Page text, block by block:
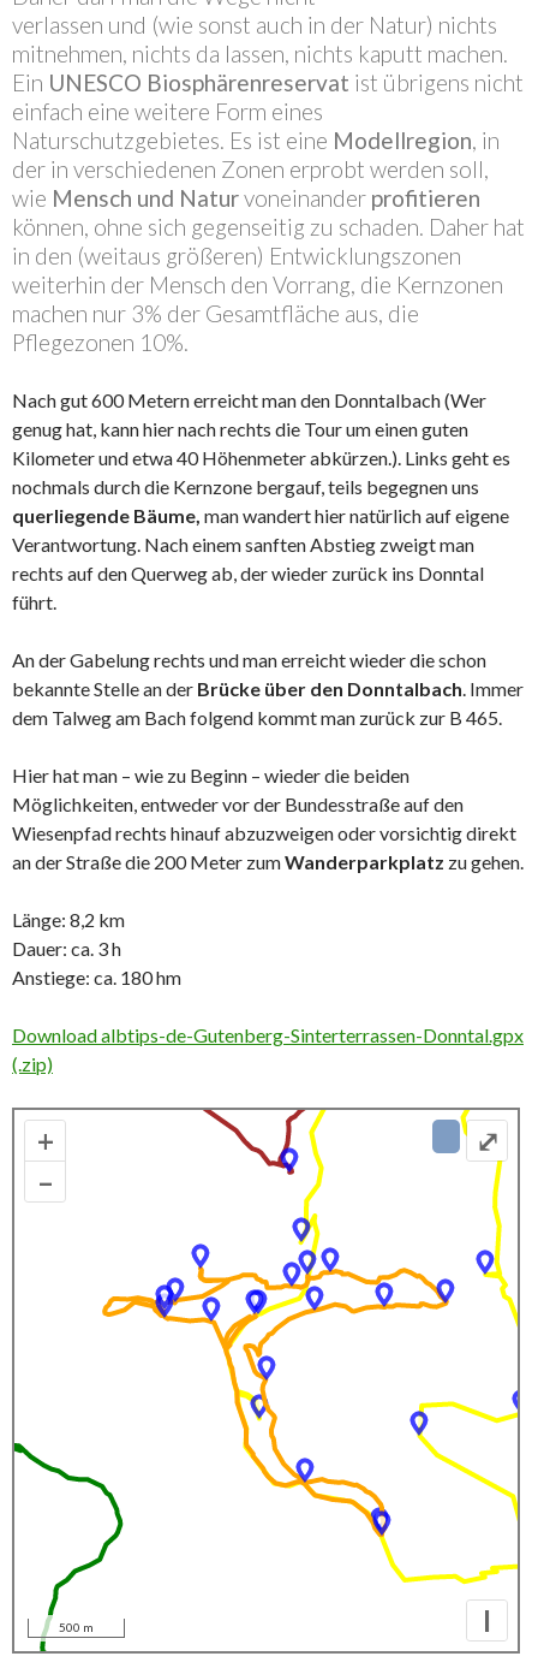
verlassen und (wie sonst auch in der Natur) nichts
mitnehmen, nichts da lassen, nichts kaputt machen.
Ein UNESCO Biosphärenreservat ist übrigens nicht
einfach eine weitere Form eines
Naturschutzgebietes. Es ist eine Modellregion, in
der in verschiedenen Zonen erprobt werden soll,
wie Mensch und Naturvoneinander profitieren
können, ohne sich gegenseitig zu schaden. Daher hat
in den (weitaus größeren) Entwicklungszonen
weiterhin der Mensch den Vorrang, die Kernzonen
machen nur 3% der Gesamtfläche aus, die
Pflegezonen 10%.
Nach gut 600 Metern erreicht man den Donntalbach (Wer
genug hat, kann hier nach rechts die Tour um einen guten
Kilometer und etwa 40 Höhenmeter abkürzen.). Links geht es
nochmals durch die Kernzone bergauf, teils begegnen uns
querliegende Bäume, man wandert hier natürlich auf eigene
Verantwortung. Nach einem sanften Abstieg zweigt man
rechts auf den Querweg ab, der wieder zurück ins Donntal
führt.
An der Gabelung rechts und man erreicht wieder die schon
bekannte Stelle an der Brücke über den Donntalbach. Immer
dem Talweg am Bach folgend kommt man zurück zur B 465.
Hier hat man – wie zu Beginn – wieder die beiden
Möglichkeiten, entweder vor der Bundesstraße auf den
Wiesenpfad rechts hinauf abzuzweigen oder vorsichtig direkt
an der Straße die 200 Meter zumWanderparkplatz zu gehen.
Länge: 8,2 km
Dauer: ca. 3 h
Anstiege: ca. 180 hm
Download albtips-de-Gutenberg-Sinterterrassen-Donntal.gpx
(.zip)
+
–
I
500 m
⤢